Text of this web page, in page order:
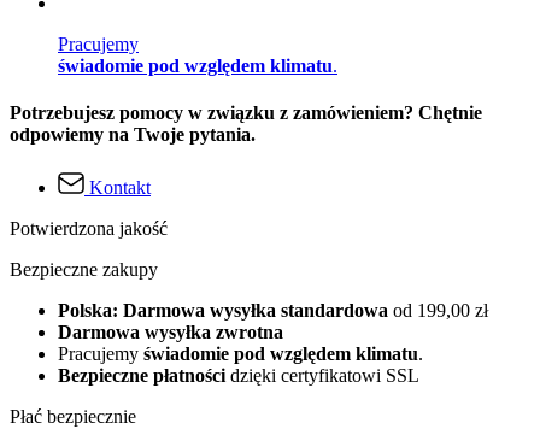
Pracujemy
świadomie pod względem klimatu.
Potrzebujesz pomocy w związku z zamówieniem? Chętnie
odpowiemy na Twoje pytania.
Kontakt
Potwierdzona jakość
Bezpieczne zakupy
Polska: Darmowa wysyłka standardowa od 199,00 zł
Darmowa wysyłka zwrotna
Pracujemy świadomie pod względem klimatu.
Bezpieczne płatności dzięki certyfikatowi SSL
Płać bezpiecznie